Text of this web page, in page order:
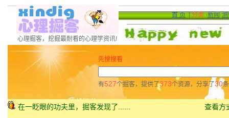
心理掘客，挖掘最耐看的心理学资讯!
首 页|分类·新闻·
先搜搜看
有527个掘客，提供了373个资源，分享了30
在一眨眼的功夫里，掘客发现了...... 查看方